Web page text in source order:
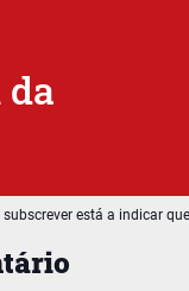
subscrever está a indicar